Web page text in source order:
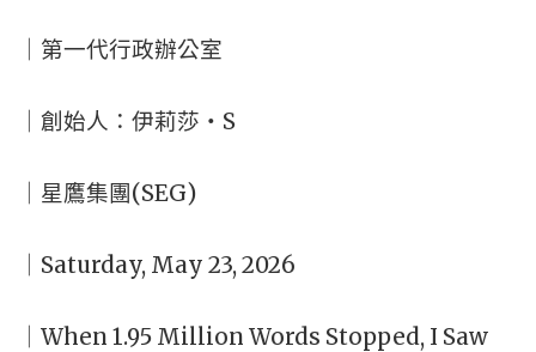
｜第一代行政辦公室
｜創始人：伊莉莎・S
｜星鷹集團(SEG)
｜Saturday, May 23, 2026
｜When 1.95 Million Words Stopped, I Saw